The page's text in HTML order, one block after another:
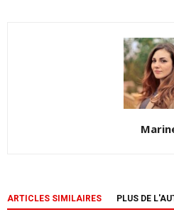
ARTICLES SIMILAIRES PLUS DE